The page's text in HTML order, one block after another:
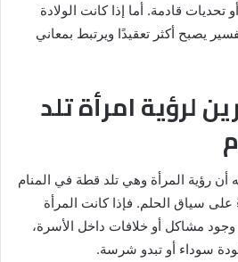
قادمة. أما إذا كانت الولادة
يصبح أكثر تعقيدًا ويرتبط بمعاني
لرؤية امرأة تلد
أن رؤية المرأة وهي تلد قطة في المنام
سياق الحلم. فإذا كانت المرأة
مشاكل أو خلافات داخل الأسرة،
سوداء أو تبدو شرسة.